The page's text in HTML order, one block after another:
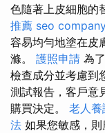
色隨著上皮細胞的
推薦 seo
容易均勻地塗在皮
滌。 護照申請 為
檢查成分並考慮到
測試報告，客戶意
購買決定。 老人
法 如果您敏感，